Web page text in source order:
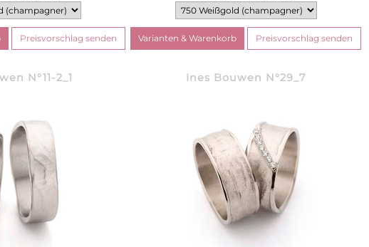
N°11-2_1 Ines Bouwen N°29_7